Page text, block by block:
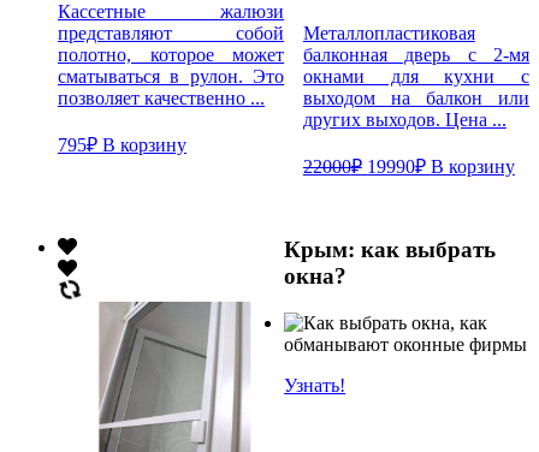
Кассетные жалюзи
представляют собой
полотно, которое может
сматываться в рулон. Это
позволяет качественно ...
795₽ В корзину
Металлопластиковая
балконная дверь с 2-мя
окнами для кухни с
выходом на балкон или
других выходов. Цена ...
22000₽ 19990₽ В корзину
Крым: как выбрать
окна?
Узнать!